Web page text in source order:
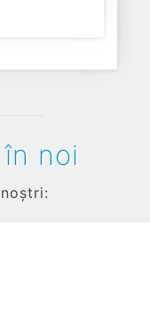
noi